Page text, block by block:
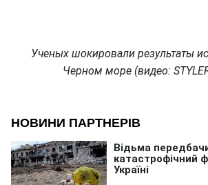
Ученых шокировали результаты
Черном море (видео: